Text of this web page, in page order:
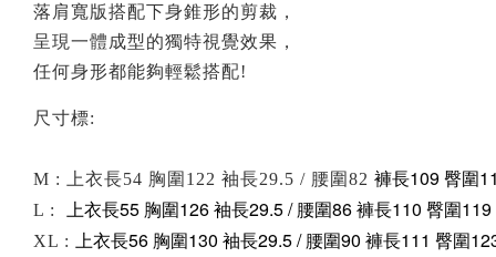
落肩寬版搭配下身錐形的剪裁，
呈現一體成型的獨特視覺效果，
任何身形都能夠輕鬆搭配!
尺寸標:
M : 上衣長54 胸圍122 袖長29.5 / 腰圍82 褲長109 臀圍
L : 上衣長55 胸圍126 袖長29.5 / 腰圍86褲長110 臀圍119
XL : 上衣長56 胸圍130 袖長29.5 / 腰圍90 褲長111 臀圍